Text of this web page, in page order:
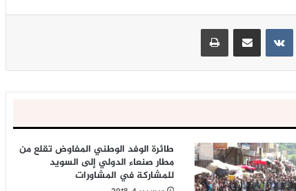
مشاركة عبر البريد طباعة
طائرة الوفد الوطني المفاوض تقلع من
مطار صنعاء الدولي إلى السويد
للمشاركة في المشاورات